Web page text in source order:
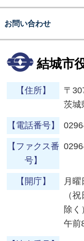
お問い合わせ
結城市
【住所】
〒
茨城
【電話番号】
【ファクス番
号】
【開庁】
月
（
除く
午前